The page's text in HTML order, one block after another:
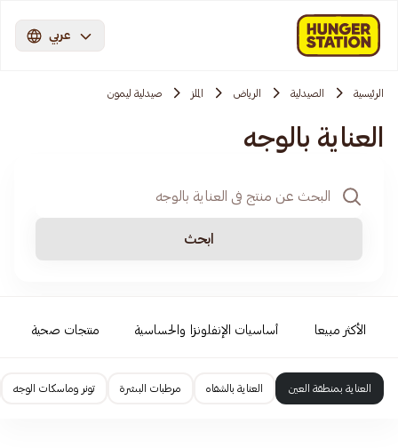
عربي
الرئيسية الصيدلية الرياض الملز صيدلية ليمون
العناية بالوجه
ابحث
الأكثر مبيعا أساسيات الإنفلونزا والحساسية منتجات صحية
العناية بمنطقة العين العناية بالشفاه مرطبات البشرة تونر وماسكات الوجه